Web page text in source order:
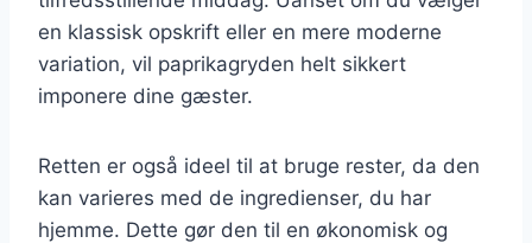
en klassisk opskrift eller en mere moderne
variation, vil paprikagryden helt sikkert
imponere dine gæster.
Retten er også ideel til at bruge rester, da den
kan varieres med de ingredienser, du har
hjemme. Dette gør den til en økonomisk og